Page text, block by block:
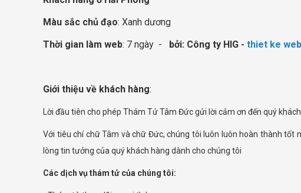
Màu sắc chủ đạo: Xanh dương
Thời gian làm web: 7 ngày - bởi: Công ty HIG - thiet ke
Giới thiệu về khách hàng:
Lời đầu tiên cho phép Thám Tử Tâm Đức gửi lời cảm ơn đến quý
Với tiêu chí chữ Tâm và chữ Đức, chúng tôi luôn luôn hoàn thành tốt
lòng tin tưởng của quý khách hàng dành cho chúng tôi
Các dịch vụ thám tử của chúng tôi: